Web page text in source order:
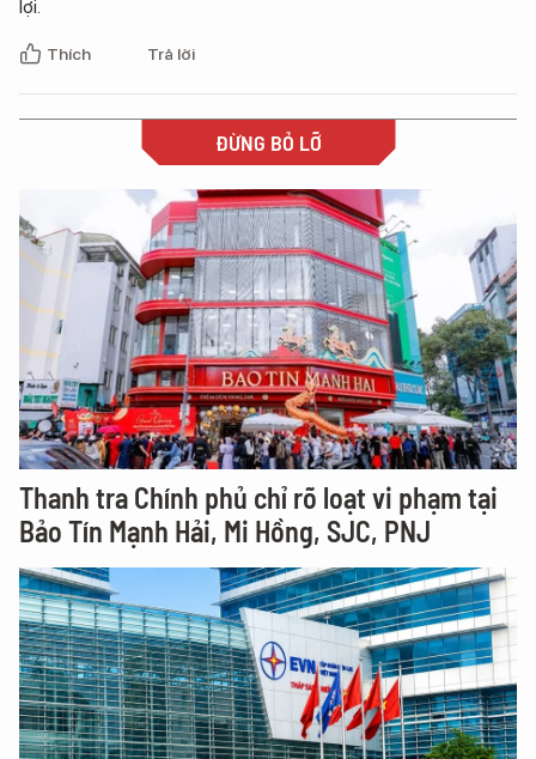
lợi.
Thích Trả lời
ĐỪNG BỎ LỠ
Thanh tra Chính phủ chỉ rõ loạt vi phạm tại
Bảo Tín Mạnh Hải, Mi Hồng, SJC, PNJ